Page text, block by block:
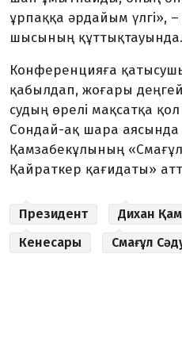
ұрпаққа әрдайым үлгі»,
ш­ы­сының құттықтауында.
Конференцияға
қабылдап, ­жо­ғары
судың өрелі мақсатқа қол
Сондай-ақ шара аясында
Қамзабекұлының
Қайраткер қағидаты»
Президент
Дихан
Кенесары
Смағұл